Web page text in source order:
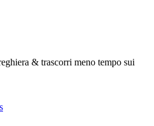
& trascorri meno tempo sui